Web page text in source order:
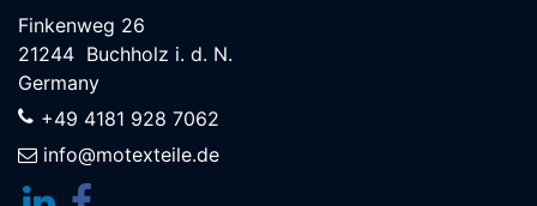
Finkenweg 26
21244 Buchholz i. d. N.
Germany
+49 4181 928 7062
info@motexteile.de